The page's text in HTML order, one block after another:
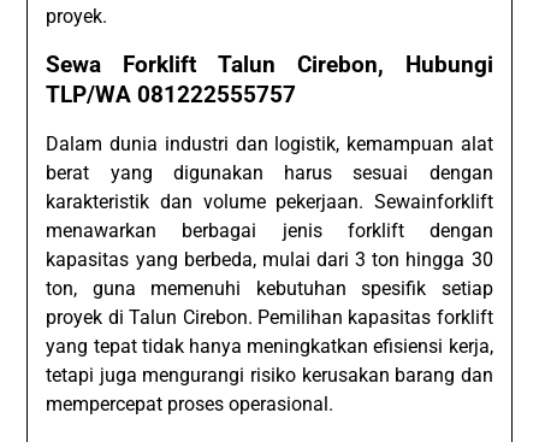
proyek.
Sewa Forklift Talun Cirebon, Hubungi
TLP/WA 081222555757
Dalam dunia industri dan logistik, kemampuan alat
berat yang digunakan harus sesuai dengan
karakteristik dan volume pekerjaan. Sewainforklift
menawarkan berbagai jenis forklift dengan
kapasitas yang berbeda, mulai dari 3 ton hingga 30
ton, guna memenuhi kebutuhan spesifik setiap
proyek di Talun Cirebon. Pemilihan kapasitas forklift
yang tepat tidak hanya meningkatkan efisiensi kerja,
tetapi juga mengurangi risiko kerusakan barang dan
mempercepat proses operasional.